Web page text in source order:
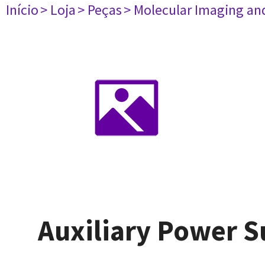
Início> Loja> Peças> Molecular Imaging
Auxiliary Power